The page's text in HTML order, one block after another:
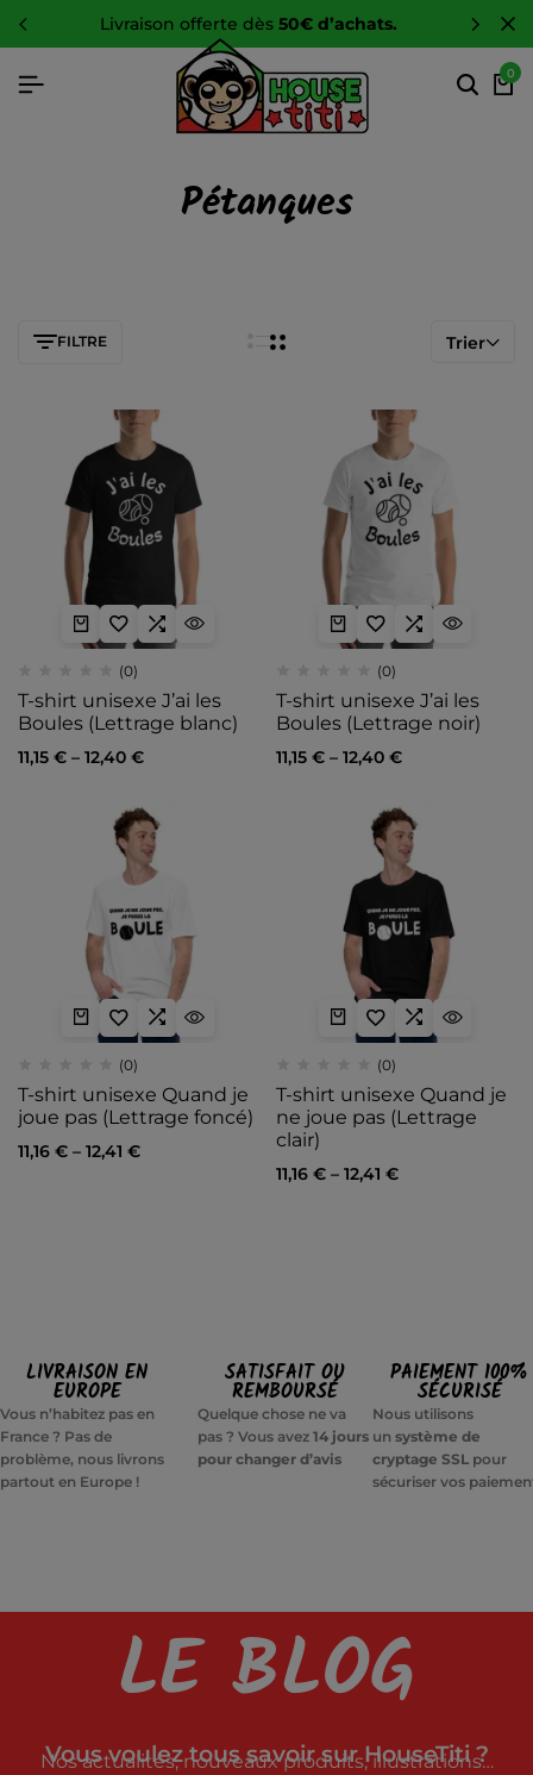
livraison offerte dès 50€ d’achats.
0
Pétanques
FILTRE Trier
(0)
T-shirt unisexe J’ai les
Boules (Lettrage blanc)
11,15 € – 12,40 €
(0)
T-shirt unisexe J’ai les
Boules (Lettrage noir)
11,15 €– 12,40 €
(0)
T-shirt unisexe Quand je
joue pas (Lettrage foncé)
11,16 € – 12,41 €
(0)
T-shirt unisexe Quand je
ne joue pas (Lettrage
clair)
11,16 €– 12,41 €
LIVRAISON EN
EUROPE
Vous n’habitez pas en
France ? Pas de
problème, nous livrons
partout en Europe !
SATISFAIT OU
REMBOURSÉ
Quelque chose ne va
pas ? Vous avez14 jours
pour changer d’avis
PAIEMENT 100%
SÉCURISÉ
Nous utilisons
un système de
cryptage SSLpour
sécuriser vos
LE BLOG
Vous voulez tous savoir sur HouseTiti ?
Nos actualités, nouveaux produits, illustrations…